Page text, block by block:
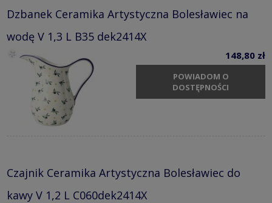
Dzbanek Ceramika Artystyczna Bolesławiec na
wodę V 1,3 L B35 dek2414X
148,80 zł
POWIADOM O
DOSTĘPNOŚCI
Czajnik Ceramika Artystyczna Bolesławiec do
kawy V 1,2 L C060dek2414X